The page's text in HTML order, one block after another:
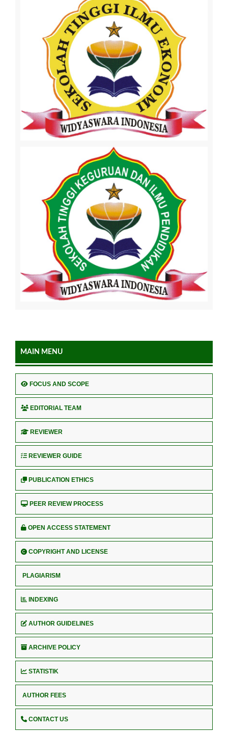
MAIN MENU
FOCUS AND SCOPE
EDITORIAL TEAM
REVIEWER
REVIEWER GUIDE
PUBLICATION ETHICS
PEER REVIEW PROCESS
OPEN ACCESS STATEMENT
COPYRIGHT AND LICENSE
PLAGIARISM
INDEXING
AUTHOR GUIDELINES
ARCHIVE POLICY
STATISTIK
AUTHOR FEES
CONTACT US